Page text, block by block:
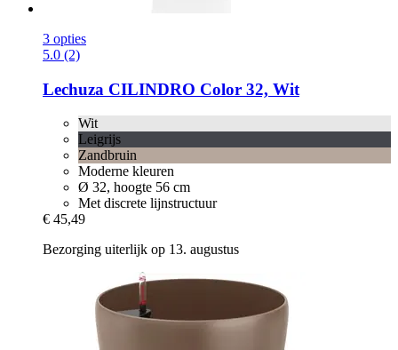
3 opties
5.0 (2)
Lechuza CILINDRO Color 32, Wit
Wit
Leigrijs
Zandbruin
Moderne kleuren
Ø 32, hoogte 56 cm
Met discrete lijnstructuur
€ 45,49
Bezorging uiterlijk op 13. augustus